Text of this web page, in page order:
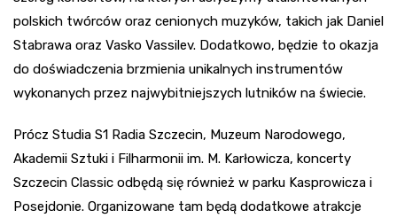
polskich twórców oraz cenionych muzyków, takich jak Daniel
Stabrawa oraz Vasko Vassilev. Dodatkowo, będzie to okazja
do doświadczenia brzmienia unikalnych instrumentów
wykonanych przez najwybitniejszych lutników na świecie.
Prócz Studia S1 Radia Szczecin, Muzeum Narodowego,
Akademii Sztuki i Filharmonii im. M. Karłowicza, koncerty
Szczecin Classic odbędą się również w parku Kasprowicza i
Posejdonie. Organizowane tam będą dodatkowe atrakcje